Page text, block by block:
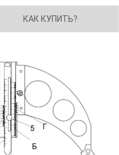
КАК КУПИТЬ?